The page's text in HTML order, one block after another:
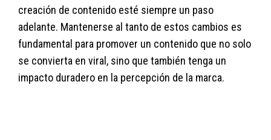
creación de contenido esté siempre un paso
adelante. Mantenerse al tanto de estos cambios es
fundamental para promover un contenido que no solo
se convierta en viral, sino que también tenga un
impacto duradero en la percepción de la marca.